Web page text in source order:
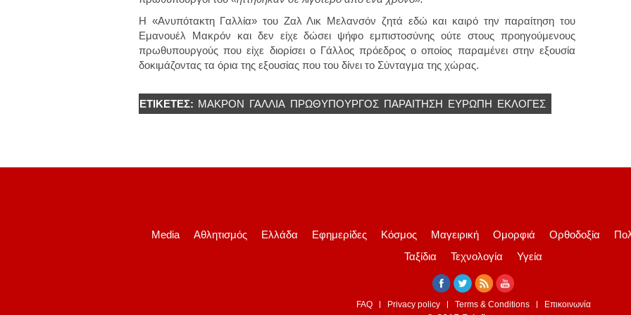
Η «Ανυπότακτη Γαλλία» του Ζαλ Λικ Μελανσόν ζητά εδώ και καιρό την παραίτηση του
Εμανουέλ Μακρόν και δεν είχε δώσει ψήφο εμπιστοσύνης ούτε στους προηγούμενους
πρωθυπουργούς που είχε διορίσει ο Γάλλος πρόεδρος ο οποίος παραμένει στην εξουσία
δοκιμάζοντας τα όρια της εξουσίας που του δίνει το Σύνταγμα της χώρας.
ΕΤΙΚΈΤΕΣ: ΜΑΚΡΟΝ ΓΑΛΛΊΑ ΠΡΩΘΥΠΟΥΡΓΌΣ ΠΑΡΑΊΤΗΣΗ ΕΥΡΏΠΗ ΕΚΛΟΓΈΣ
Media Αθλητισμός Ελλάδα Εφημερίδες Κόσμος Μαγειρική Ομορφιά Ορθοδοξία
Ταξίδια
Τεχνολογία Υγεία
FAQ Privacy policy Terms & Conditions Επικοινωνία